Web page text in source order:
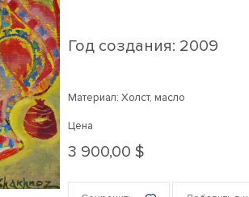
Год создания: 2009
Материал: Холст, масло
Цена
3 900,00 $